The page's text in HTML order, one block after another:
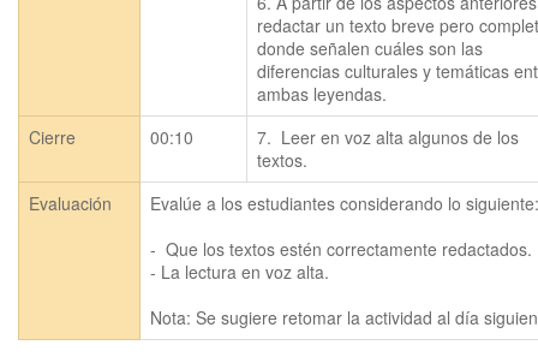
redactar un texto breve pero
donde señalen cuáles son las
diferencias culturales y temáticas
Cierre
00:10
7.  Leer en voz alta algunos de los
textos.
Evaluación
Evalúe a los estudiantes considerando lo siguiente:
-  Que los textos estén correctamente redactados.
- La lectura en voz alta.